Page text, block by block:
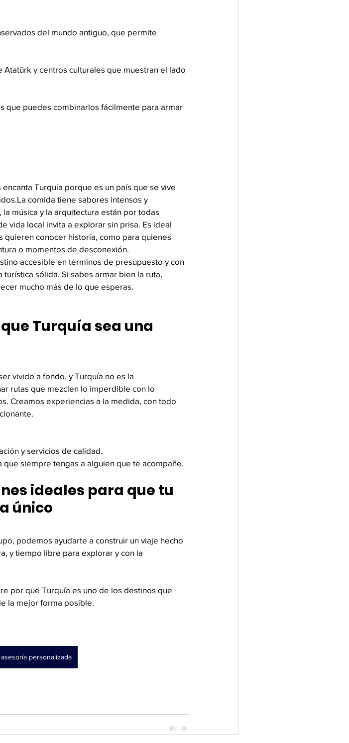
del mundo antiguo, que permite
Atatürk y centros culturales que muestran el lado
que puedes combinarlos fácilmente para armar
encanta Turquía porque es un país que se vive
comida tiene sabores intensos y
la música y la arquitectura están por todas
vida local invita a explorar sin prisa. Es ideal
quieren conocer historia, como para quienes
o momentos de desconexión.
accesible en términos de presupuesto y con
turística sólida. Si sabes armar bien la ruta,
mucho más de lo que esperas.
Turquía sea una
vivido a fondo, y Turquía no es la
rutas que mezclen lo imperdible con lo
Creamos experiencias a la medida, con todo
y servicios de calidad.
que siempre tengas a alguien que te acompañe.
ideales para que tu
único
podemos ayudarte a construir un viaje hecho
y tiempo libre para explorar y con la
por qué Turquía es uno de los destinos que
la mejor forma posible.
personalizada